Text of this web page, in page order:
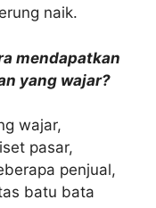
naik.
mendapatkan
yang wajar?
wajar,
pasar,
penjual,
batu bata